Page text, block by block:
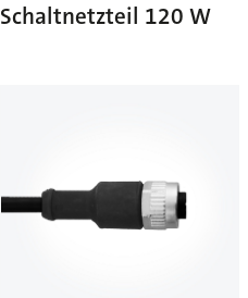
Schaltnetzteil 120 W